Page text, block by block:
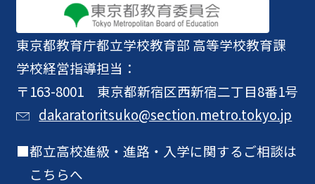
東京都教育庁都立学校教育部 高等学校教育課
学校経営指導担当：
〒163-8001 東京都新宿区西新宿二丁目8番1号
dakaratoritsuko@section.metro.tokyo.jp
都立高校進級・進路・入学に関するご相談は
こちらへ